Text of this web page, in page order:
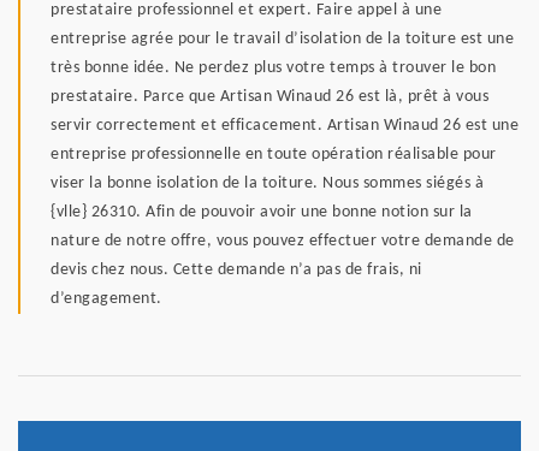
prestataire professionnel et expert. Faire appel à une
entreprise agrée pour le travail d’isolation de la toiture est une
très bonne idée. Ne perdez plus votre temps à trouver le bon
prestataire. Parce que Artisan Winaud 26 est là, prêt à vous
servir correctement et efficacement. Artisan Winaud 26 est une
entreprise professionnelle en toute opération réalisable pour
viser la bonne isolation de la toiture. Nous sommes siégés à
{vlle} 26310. Afin de pouvoir avoir une bonne notion sur la
nature de notre offre, vous pouvez effectuer votre demande de
devis chez nous. Cette demande n’a pas de frais, ni
d’engagement.